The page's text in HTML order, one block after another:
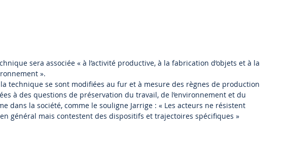
sera associée « à l’activité productive, à la fabrication d’objets et à la
».
technique se sont modifiées au fur et à mesure des règnes de production
à des questions de préservation du travail, de l’environnement et du
dans la société, comme le souligne Jarrige : « Les acteurs ne résistent
général mais contestent des dispositifs et trajectoires spécifiques »